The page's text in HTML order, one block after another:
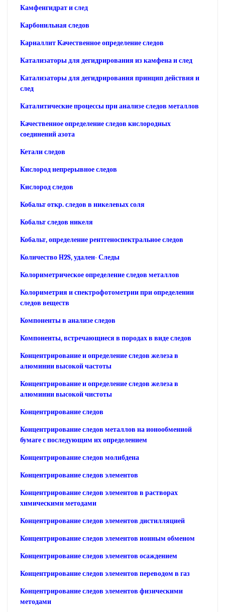
Камфенгидрат и след
Карбонильная следов
Карналлит Качественное определение следов
Катализаторы для дегидрирования из камфена и след
Катализаторы для дегидрирования принцип действия и
след
Каталитические процессы при анализе следов металлов
Качественное определение следов кислородных
соединений азота
Кетали следов
Кислород непрерывное следов
Кислород следов
Кобальт откр. следов в никелевых соля
Кобальт следов никеля
Кобальт, определение рентгеноспектральное следов
Количество H2S, удален- Следы
Колориметрическое определение следов металлов
Колориметрия и спектрофотометрии при определении
следов веществ
Компоненты в анализе следов
Компоненты, встречающиеся в породах в виде следов
Концентрирование и определение следов железа в
алюминии высокой частоты
Концентрирование и определение следов железа в
алюминии высокой чистоты
Концентрирование следов
Концентрирование следов металлов на ионообменной
бумаге с последующим их определением
Концентрирование следов молибдена
Концентрирование следов элементов
Концентрирование следов элементов в растворах
химическими методами
Концентрирование следов элементов дистилляцией
Концентрирование следов элементов ионным обменом
Концентрирование следов элементов осаждением
Концентрирование следов элементов переводом в газ
Концентрирование следов элементов физическими
методами